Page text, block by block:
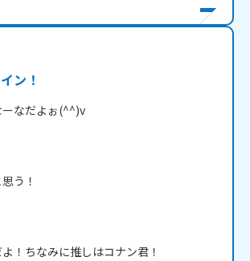
ン！
ーなだよぉ(^^)v
う！
！ちなみに推しはコナン君！